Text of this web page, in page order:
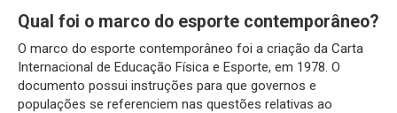
Qual foi o marco do esporte contemporâneo?
O marco do esporte contemporâneo foi a criação da Carta
Internacional de Educação Física e Esporte, em 1978. O
documento possui instruções para que governos e
populações se referenciem nas questões relativas ao